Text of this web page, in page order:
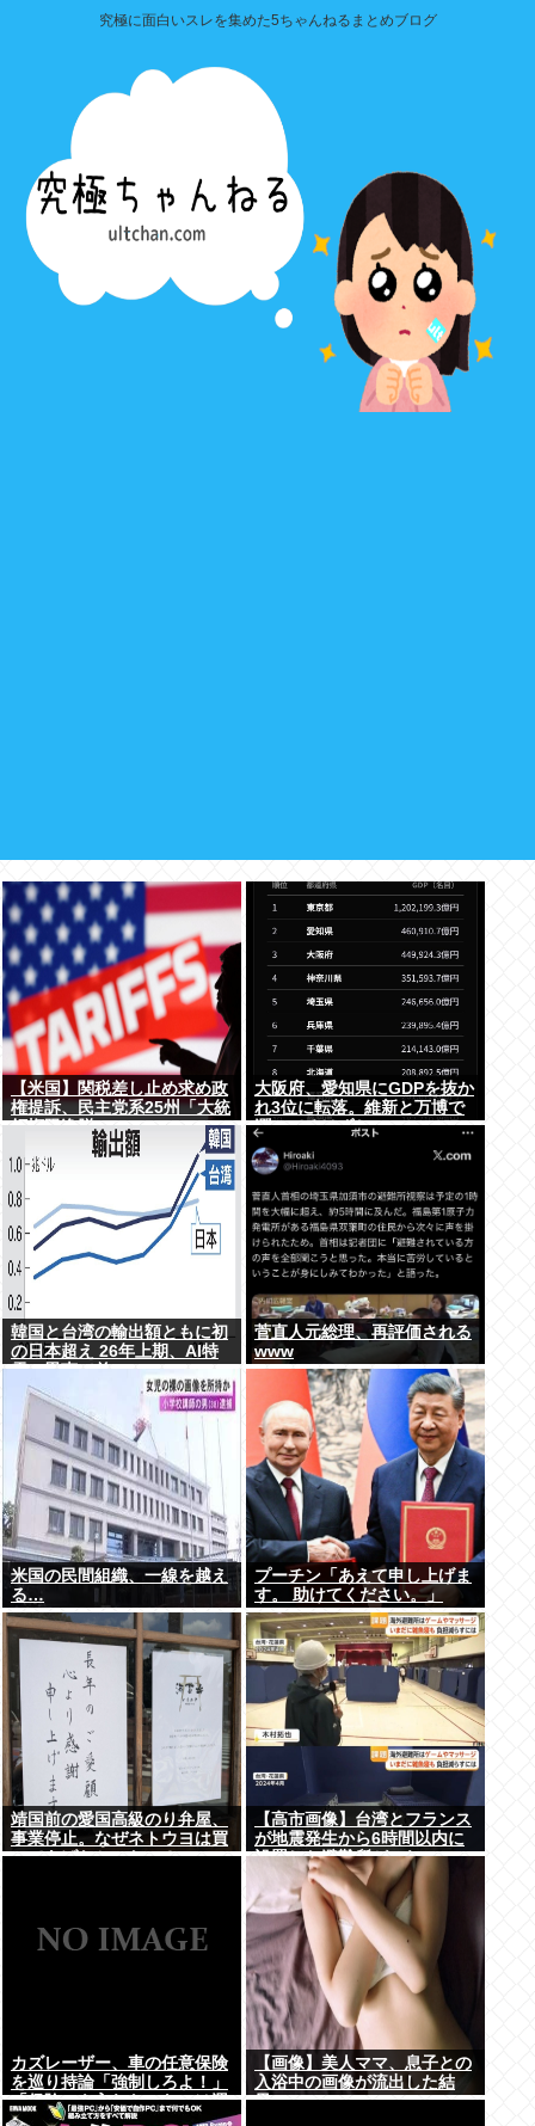
究極に面白いスレを集めた5ちゃんねるまとめブログ
【米国】関税差し止め求め政
権提訴、民主党系25州「大統
領権限逸脱」
大阪府、愛知県にGDPを抜か
れ3位に転落。維新と万博で
潤ってるはずじゃ…
韓国と台湾の輸出額ともに初
の日本超え 26年上期、AI特
需の恩恵で差
菅直人元総理、再評価される
www
米国の民間組織、一線を越え
る…
プーチン「あえて申し上げま
す。 助けてください。」
靖国前の愛国高級のり弁屋、
事業停止。なぜネトウヨは買
ってあげなかったの？
【高市画像】台湾とフランス
が地震発生から6時間以内に
設置した避難所がこれwww
カズレーザー、車の任意保険
を巡り持論「強制しろよ！」
「保険にも入れないヤツは運
転すんなよ」
【画像】美人ママ、息子との
入浴中の画像が流出した結
果・・・